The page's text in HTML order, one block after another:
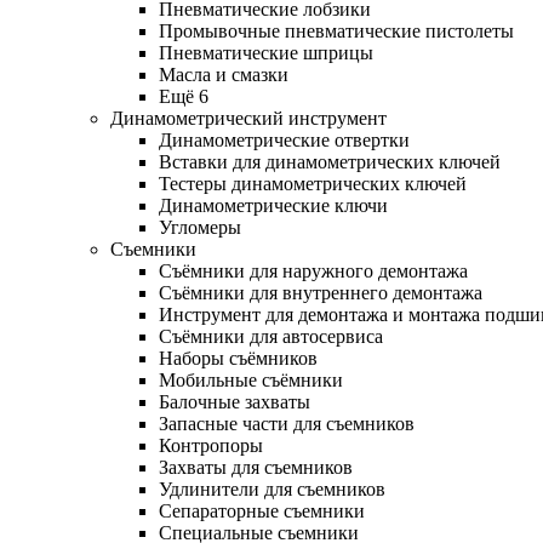
Пневматические лобзики
Промывочные пневматические пистолеты
Пневматические шприцы
Масла и смазки
Ещё 6
Динамометрический инструмент
Динамометрические отвертки
Вставки для динамометрических ключей
Тестеры динамометрических ключей
Динамометрические ключи
Угломеры
Съемники
Съёмники для наружного демонтажа
Съёмники для внутреннего демонтажа
Инструмент для демонтажа и монтажа
Съёмники для автосервиса
Наборы съёмников
Мобильные съёмники
Балочные захваты
Запасные части для съемников
Контропоры
Захваты для съемников
Удлинители для съемников
Сепараторные съемники
Специальные съемники